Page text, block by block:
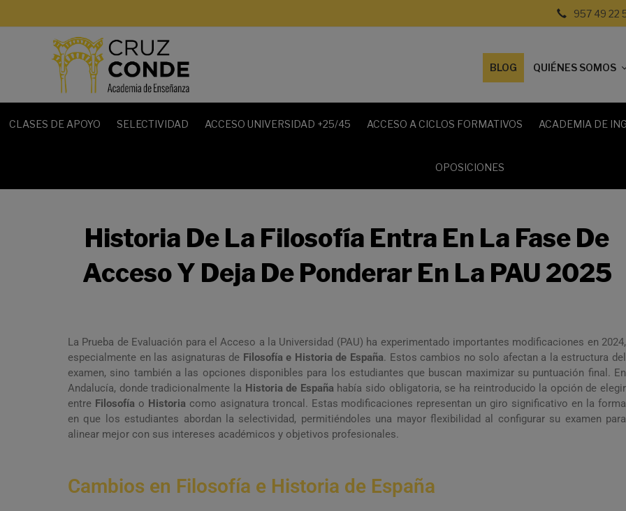
957 49 22
BLOG QUIÉNES SOMOS
CLASES DE APOYO SELECTIVIDAD ACCESO UNIVERSIDAD +25/45 ACCESO A CICLOS FORMATIVOS ACADEMIA DE
OPOSICIONES
Historia De La Filosofía Entra En La Fase De
Acceso Y Deja De Ponderar En La PAU 2025
La Prueba de Evaluación para el Acceso a la Universidad (PAU) ha experimentado importantes modificaciones en 2024,
especialmente en las asignaturas de Filosofía e Historia de España. Estos cambios no solo afectan a la estructura del
examen, sino también a las opciones disponibles para los estudiantes que buscan maximizar su puntuación final. En
Andalucía, donde tradicionalmente la Historia de Españahabía sido obligatoria, se ha reintroducido la opción de elegir
entre Filosofíao Historiacomo asignatura troncal. Estas modificaciones representan un giro significativo en la forma
en que los estudiantes abordan la selectividad, permitiéndoles una mayor flexibilidad al configurar su examen para
alinear mejor con sus intereses académicos y objetivos profesionales.
Cambios en Filosofía e Historia de España